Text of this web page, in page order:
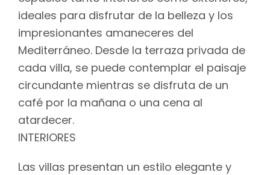
ideales para disfrutar de la belleza y los
impresionantes amaneceres del
Mediterráneo. Desde la terraza privada de
cada villa, se puede contemplar el paisaje
circundante mientras se disfruta de un
café por la mañana o una cena al
atardecer.
INTERIORES
Las villas presentan un estilo elegante y